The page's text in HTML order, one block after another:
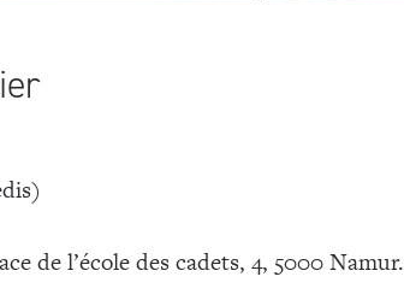
de l’école des cadets, 4, 5000 Namur.